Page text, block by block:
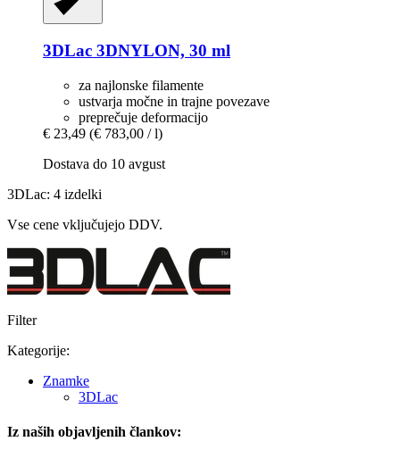
3DLac 3DNYLON, 30 ml
za najlonske filamente
ustvarja močne in trajne povezave
preprečuje deformacijo
€ 23,49 (€ 783,00 / l)
Dostava do 10 avgust
3DLac: 4 izdelki
Vse cene vključujejo DDV.
Filter
Kategorije:
Znamke
3DLac
Iz naših objavljenih člankov: